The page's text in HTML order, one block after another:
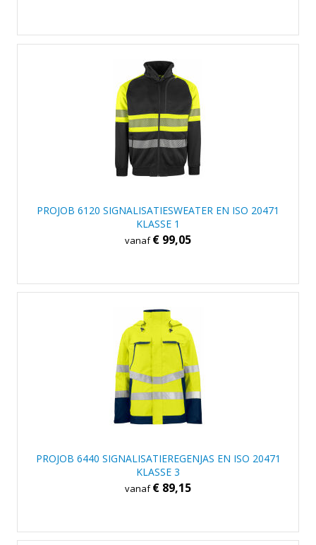
PROJOB 6120 SIGNALISATIESWEATER EN ISO 20471
KLASSE 1
vanaf€ 99,05
PROJOB 6440 SIGNALISATIEREGENJAS EN ISO 20471
KLASSE 3
vanaf€ 89,15